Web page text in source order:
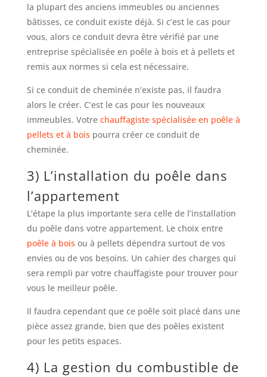
la plupart des anciens immeubles ou anciennes
bâtisses, ce conduit existe déjà. Si c’est le cas pour
vous, alors ce conduit devra être vérifié par une
entreprise spécialisée en poêle à bois et à pellets et
remis aux normes si cela est nécessaire.
Si ce conduit de cheminée n’existe pas, il faudra
alors le créer. C’est le cas pour les nouveaux
immeubles. Votre chauffagiste spécialisée en poêle à
pellets et à bois pourra créer ce conduit de
cheminée.
3) L’installation du poêle dans
l’appartement
L’étape la plus importante sera celle de l’installation
du poêle dans votre appartement. Le choix entre
poêle à bois ou à pellets dépendra surtout de vos
envies ou de vos besoins. Un cahier des charges qui
sera rempli par votre chauffagiste pour trouver pour
vous le meilleur poêle.
Il faudra cependant que ce poêle soit placé dans une
pièce assez grande, bien que des poêles existent
pour les petits espaces.
4) La gestion du combustible de